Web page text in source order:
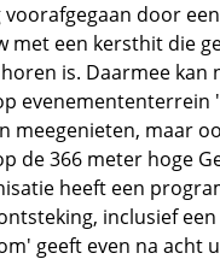
voorafgegaan door
met een kersthit die
is. Daarmee kan
evenemententerrein
meegenieten, maar
de 366 meter hoge
heeft een
inclusief
geeft even na acht